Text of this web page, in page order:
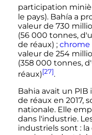
participation
le pays). Bahía a
valeur de 730
(56 000 tonnes,
de réaux) ; chrome
valeur de 254
(358 000 tonnes,
réaux)[27].
Bahia avait un
de réaux en 2017,
nationale. Elle
dans l'industrie.
industriels sont :